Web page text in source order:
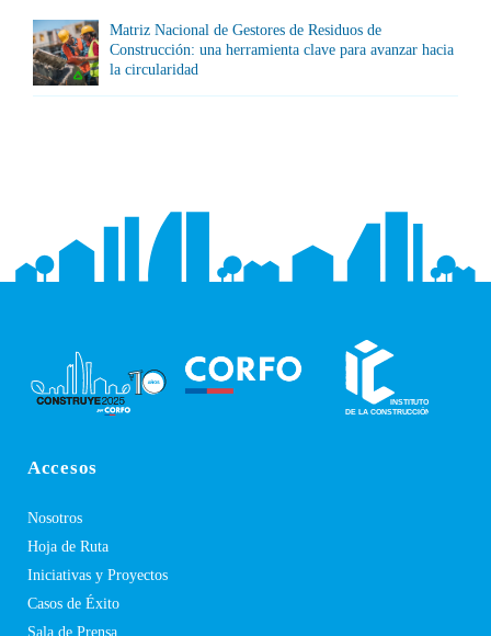
Matriz Nacional de Gestores de Residuos de
Construcción: una herramienta clave para avanzar hacia
la circularidad
Accesos
Nosotros
Hoja de Ruta
Iniciativas y Proyectos
Casos de Éxito
Sala de Prensa